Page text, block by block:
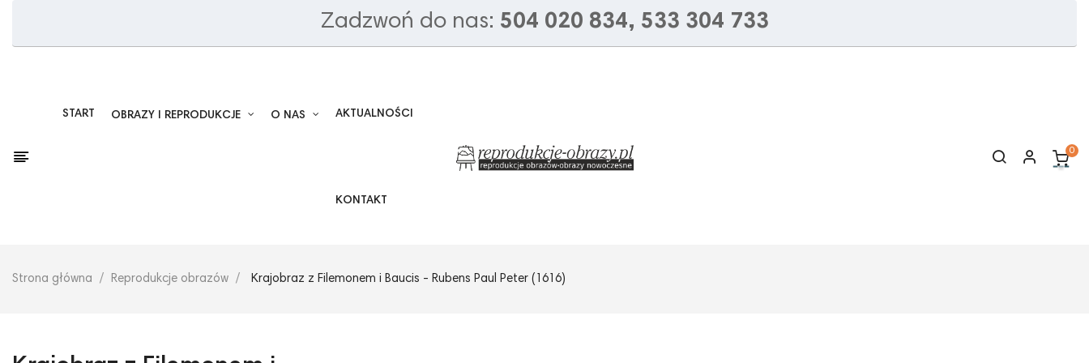
Zadzwoń do nas: 504 020 834, 533 304 733
START OBRAZY I REPRODUKCJE O NAS AKTUALNOŚCI
KONTAKT
0
Strona główna Reprodukcje obrazów Krajobraz z Filemonem i Baucis - Rubens Paul Peter (1616)